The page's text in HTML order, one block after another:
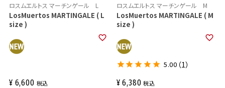
ロスムエルトス マーチンゲール L
LosMuertos MARTINGALE ( L
size )
¥ 6,600 税込
ロスムエルトス マーチンゲール M
LosMuertos MARTINGALE ( M
size )
¥ 6,380 税込
5.00 （1）